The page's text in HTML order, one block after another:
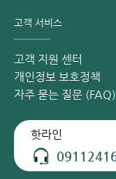
의료 시설 및 환경:
유통) 보관 시스템,
기본 접종비 외 서
부가 서비스: 방문
에 접종하는 혼합
요인 3: 시장 수급 현
고객 서비스
고객 지원 센터
개인정보 보호정책
자주 묻는 질문 (FAQ)
핫라인